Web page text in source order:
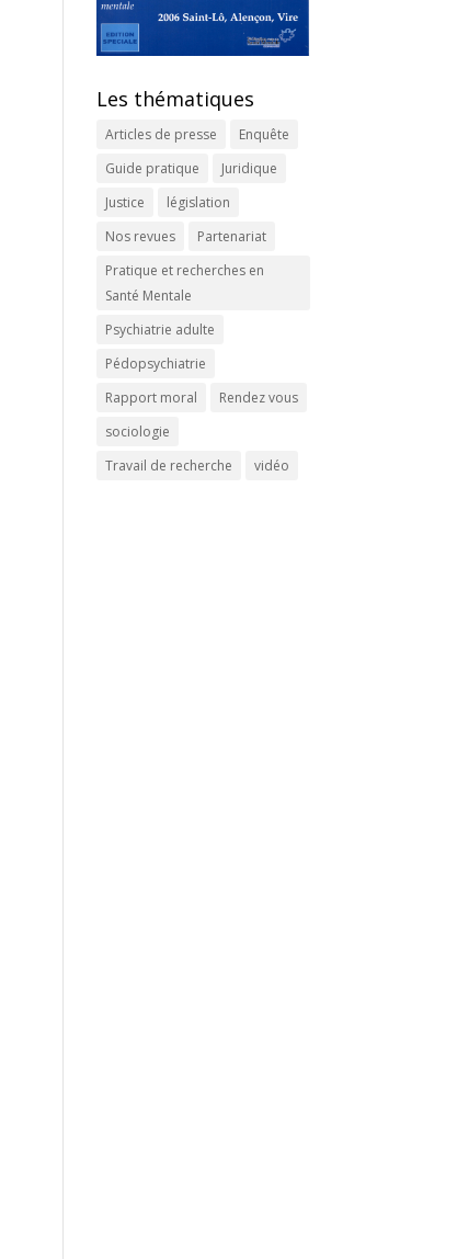
Les thématiques
Articles de presse
Enquête
Guide pratique
Juridique
Justice
législation
Nos revues
Partenariat
Pratique et recherches en
Santé Mentale
Psychiatrie adulte
Pédopsychiatrie
Rapport moral
Rendez vous
sociologie
Travail de recherche
vidéo